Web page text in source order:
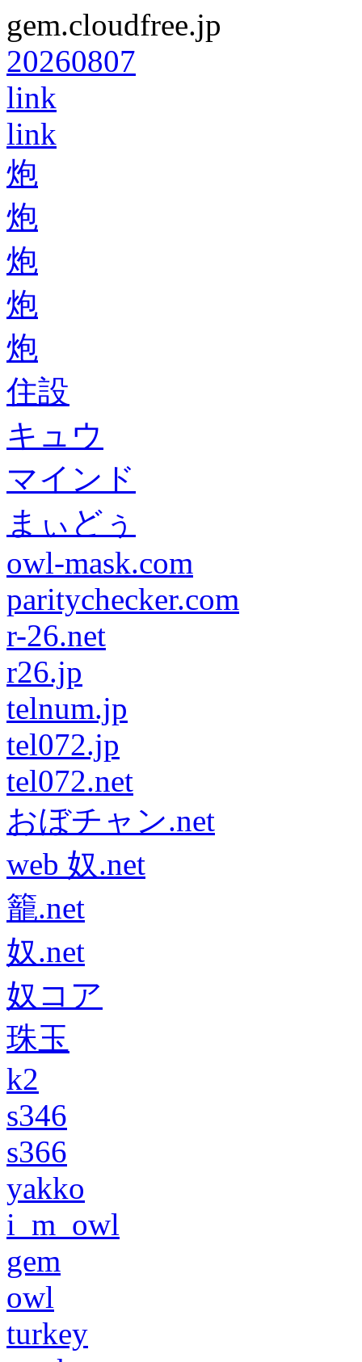
gem.cloudfree.jp
20260807
link
link
炮
炮
炮
炮
炮
住設
キュウ
マインド
まぃどぅ
owl-mask.com
paritychecker.com
r-26.net
r26.jp
telnum.jp
tel072.jp
tel072.net
おぼチャン.net
web 奴.net
籠.net
奴.net
奴コア
珠玉
k2
s346
s366
yakko
i_m_owl
gem
owl
turkey